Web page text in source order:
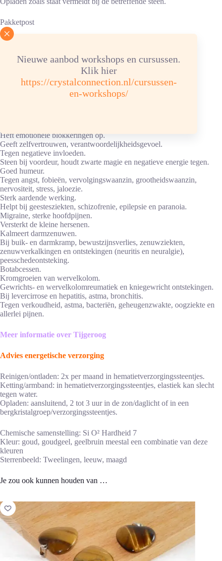
Nieuwe aanbod workshops en cursussen.
Klik hier
https://crystalconnection.nl/cursussen-
en-workshops/
Pakketpost
Toepassingen tijgeroog
Geeft zekerheid, inzicht en natuurlijk wantrouwen.
In portemonnee: “houdt deze steen het geld vast”.
Stimuleert de kracht in jezelf.
Geeft familie warmte, geborgenheid en evenwichtigheid.
Geschikte steen voor kinderen.
Heft emotionele blokkeringen op.
Geeft zelfvertrouwen, verantwoordelijkheidsgevoel.
Tegen negatieve invloeden.
Steen bij voordeur, houdt zwarte magie en negatieve energie tegen.
Goed humeur.
Tegen angst, fobieën, vervolgingswaanzin, grootheidswaanzin,
nervositeit, stress, jaloezie.
Sterk aardende werking.
Helpt bij geestesziekten, schizofrenie, epilepsie en paranoia.
Migraine, sterke hoofdpijnen.
Versterkt de kleine hersenen.
Kalmeert darmzenuwen.
Bij buik- en darmkramp, bewustzijnsverlies, zenuwziekten,
zenuwverkalkingen en ontstekingen (neuritis en neuralgie),
peesschedeontsteking.
Botabcessen.
Kromgroeien van wervelkolom.
Gewrichts- en wervelkolomreumatiek en kniegewricht ontstekingen.
Bij levercirrose en hepatitis, astma, bronchitis.
Tegen verkoudheid, astma, bacteriën, geheugenzwakte, oogziekte en
allerlei pijnen.
Meer informatie over Tijgeroog
Advies energetische verzorging
Reinigen/ontladen: 2x per maand in hematietverzorgingssteentjes.
Ketting/armband: in hematietverzorgingssteentjes, elastiek kan slecht
tegen water.
Opladen: aansluitend, 2 tot 3 uur in de zon/daglicht of in een
bergkristalgroep/verzorgingssteentjes.
Chemische samenstelling: Si O² Hardheid 7
Kleur: goud, goudgeel, geelbruin meestal een combinatie van deze
kleuren
Sterrenbeeld: Tweelingen, leeuw, maagd
Je zou ook kunnen houden van …